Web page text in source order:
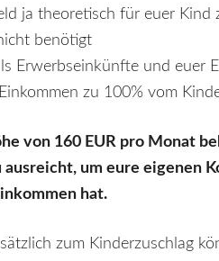
ja theoretisch für euer Kind
benötigt
Erwerbseinkünfte und euer
zu 100% vom
von 160 EUR pro Monat
um eure eigenen
hat.
zum Kinderzuschlag